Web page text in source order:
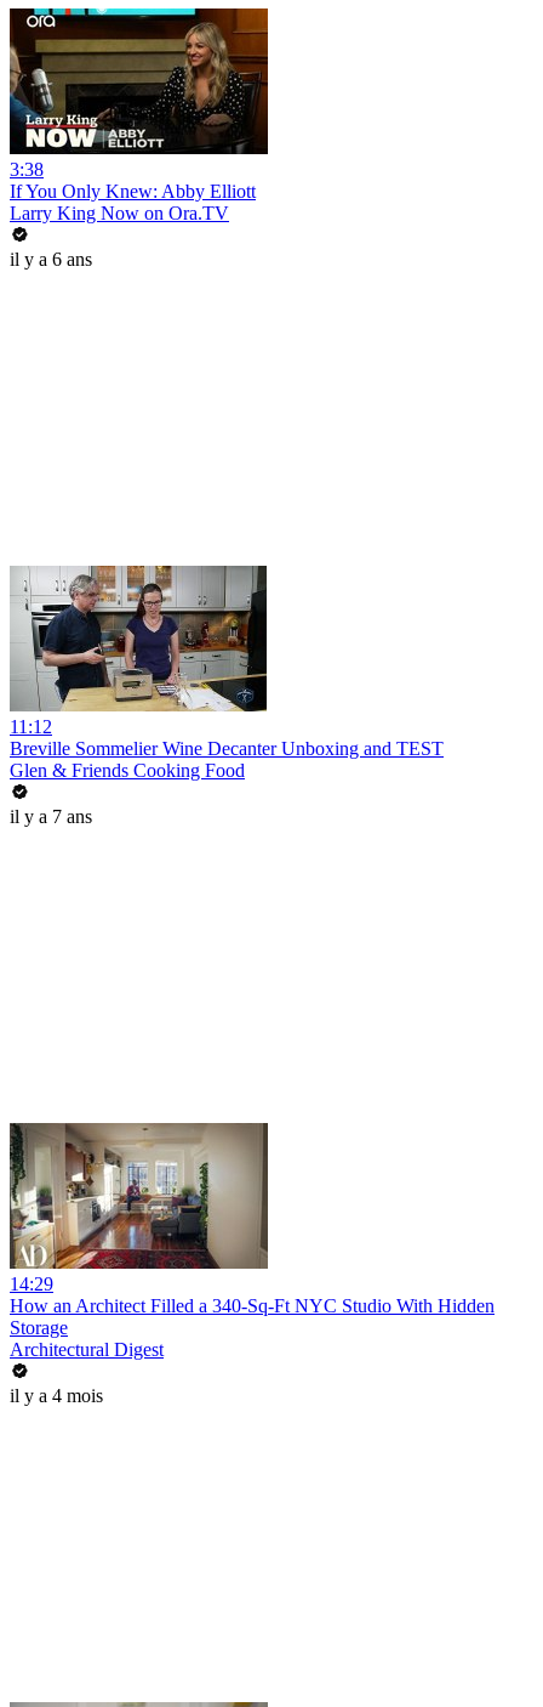
3:38
If You Only Knew: Abby Elliott
Larry King Now on Ora.TV
il y a 6 ans
11:12
Breville Sommelier Wine Decanter Unboxing and TEST
Glen & Friends Cooking Food
il y a 7 ans
14:29
How an Architect Filled a 340-Sq-Ft NYC Studio With Hidden
Storage
Architectural Digest
il y a 4 mois